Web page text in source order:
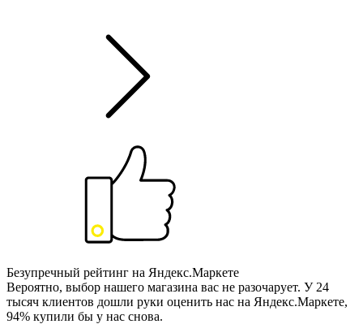
Безупречный рейтинг на Яндекс.Маркете
Вероятно, выбор нашего магазина вас не разочарует. У 24
тысяч клиентов дошли руки оценить нас на Яндекс.Маркете,
94% купили бы у нас снова.